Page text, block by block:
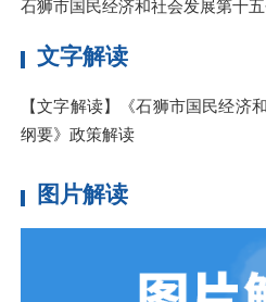
石狮市国民经济和社会发展第十
文字解读
【文字解读】《石狮市国民经济
纲要》政策解读
图片解读